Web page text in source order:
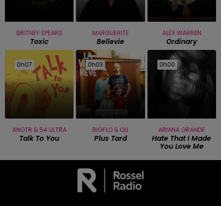
BRITNEY SPEARS
Toxic
MARGUERITE
Bellevie
ALEX WARREN
Ordinary
0h07
0h07
ANOTR & 54 ULTRA
Talk To You
0h03
0h03
BIGFLO & OLI
Plus Tard
0h00
0h00
ARIANA GRANDE
Hate That I Made
You Love Me